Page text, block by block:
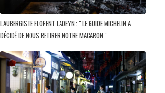
L'AUBERGISTE FLORENT LADEYN : " LE GUIDE MICHELIN A
DÉCIDÉ DE NOUS RETIRER NOTRE MACARON "